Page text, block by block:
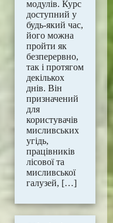
модулів. Курс
доступний у
будь-який час,
його можна
пройти як
безперервно,
так і протягом
декількох
днів. Він
призначений
для
користувачів
мисливських
угідь,
працівників
лісової та
мисливської
галузей, […]